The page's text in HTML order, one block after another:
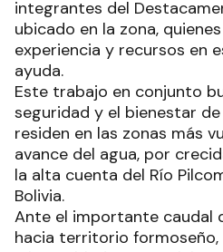
integrantes del
ubicado en la zona,
experiencia y recursos en
ayuda.
Este trabajo en conjunto
seguridad y el bienestar
residen en las zonas más
avance del agua, por
la alta cuenta del Río
Bolivia.
Ante el importante caudal
hacia territorio